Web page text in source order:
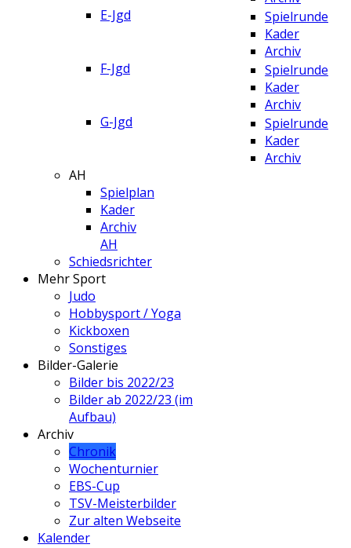
E-Jgd
Spielrunde
Kader
Archiv
F-Jgd
Spielrunde
Kader
Archiv
G-Jgd
Spielrunde
Kader
Archiv
AH
Spielplan
Kader
Archiv
AH
Schiedsrichter
Mehr Sport
Judo
Hobbysport / Yoga
Kickboxen
Sonstiges
Bilder-Galerie
Bilder bis 2022/23
Bilder ab 2022/23 (im
Aufbau)
Archiv
Chronik
Wochenturnier
EBS-Cup
TSV-Meisterbilder
Zur alten Webseite
Kalender